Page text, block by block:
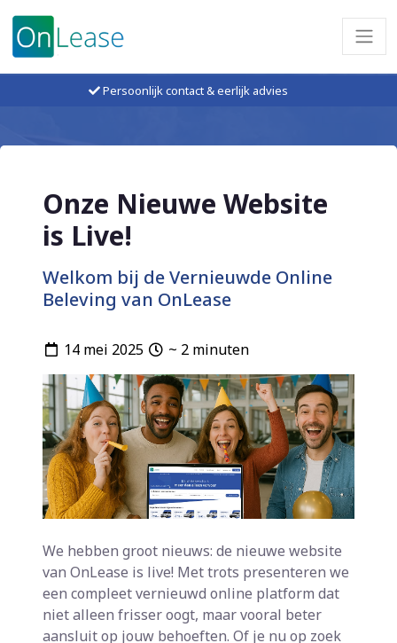
Persoonlijk contact & eerlijk advies
Onze Nieuwe Website
is Live!
Welkom bij de Vernieuwde Online
Beleving van OnLease
14 mei 2025 ~ 2 minuten
We hebben groot nieuws: de nieuwe website
van OnLease is live! Met trots presenteren we
een compleet vernieuwd online platform dat
niet alleen frisser oogt, maar vooral beter
aansluit op jouw behoeften. Of je nu op zoek